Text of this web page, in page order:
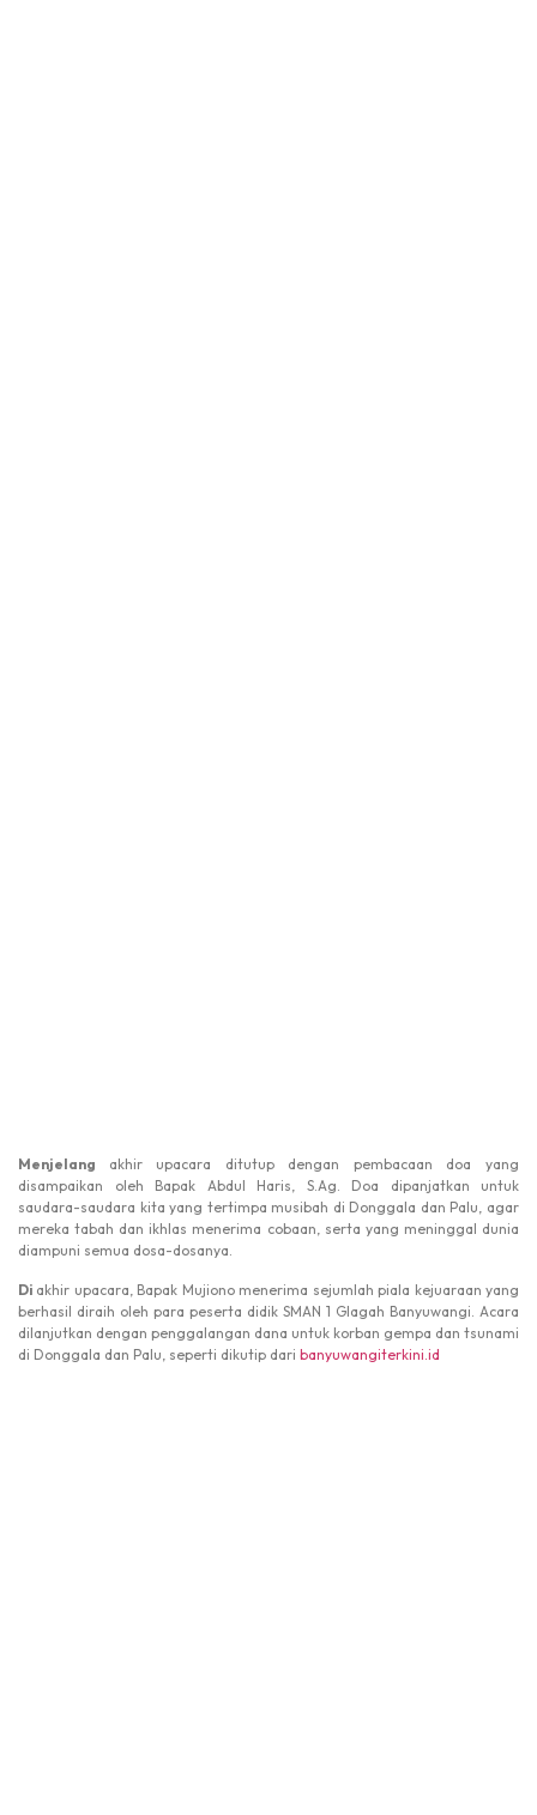
Menjelang akhir upacara ditutup dengan pembacaan doa yang
disampaikan oleh Bapak Abdul Haris, S.Ag. Doa dipanjatkan untuk
saudara-saudara kita yang tertimpa musibah di Donggala dan Palu, agar
mereka tabah dan ikhlas menerima cobaan, serta yang meninggal dunia
diampuni semua dosa-dosanya.
Di akhir upacara, Bapak Mujiono menerima sejumlah piala kejuaraan yang
berhasil diraih oleh para peserta didik SMAN 1 Glagah Banyuwangi. Acara
dilanjutkan dengan penggalangan dana untuk korban gempa dan tsunami
di Donggala dan Palu, seperti dikutip dari banyuwangiterkini.id